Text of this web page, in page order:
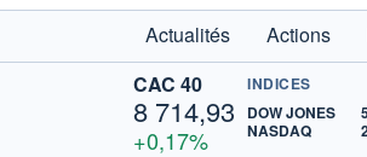
Actualités
Actions
CAC 40
8 714,93
+0,17%
INDICES
DOW JONES
NASDAQ